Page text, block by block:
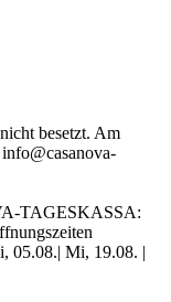
besetzt. Am
TAGESKASSA:
05.08.| Mi, 19.08. |